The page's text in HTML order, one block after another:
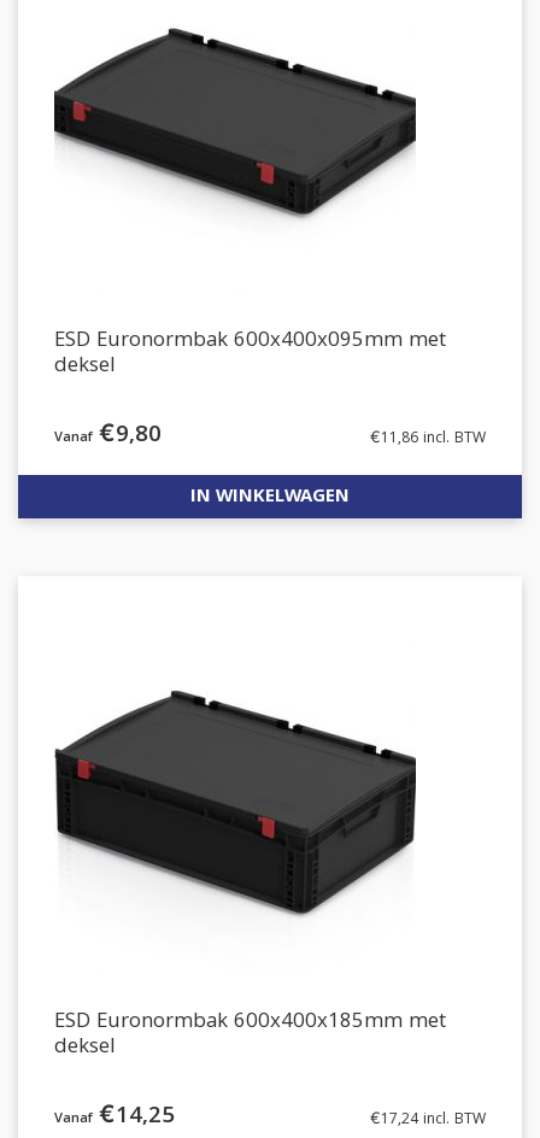
ESD Euronormbak 600x400x095mm met
deksel
€9,80 €11,86 incl. BTW
IN WINKELWAGEN
ESD Euronormbak 600x400x185mm met
deksel
€14,25 €17,24incl. BTW